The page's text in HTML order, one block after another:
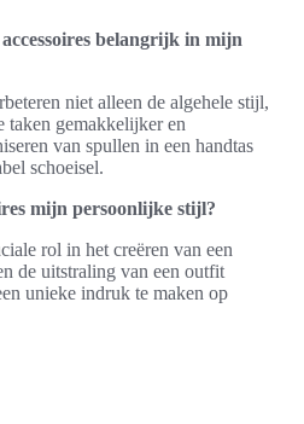
belangrijk in mijn
niet alleen de algehele stijl,
taken gemakkelijker en
van spullen in een handtas
schoeisel.
mijn persoonlijke stijl?
rol in het creëren van een
de uitstraling van een outfit
unieke indruk te maken op